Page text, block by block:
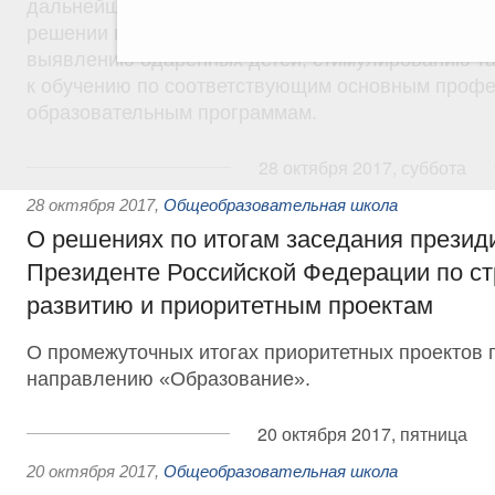
выявлению одарённых детей, стимулированию
28 октября 2017, Общеобразовательная школа
О решениях по итогам заседания
Президенте Российской Федерации по
развитию и приоритетным проектам
О промежуточных итогах приоритетных проектов
направлению «Образование».
20 октября 2017, пятница
20 октября 2017, Общеобразовательная школа